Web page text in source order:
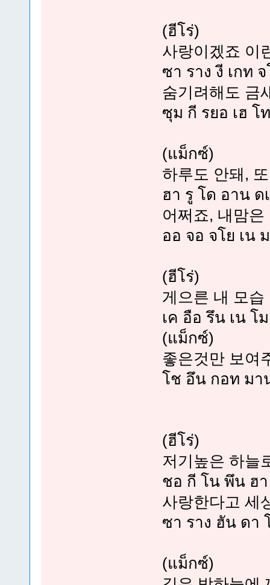
(ฮีโร่)
사랑이겠죠 이
ซา ราง งี เกท
숨기려해도 금
ซุม กี รยอ เฮ โ
(แม็กซ์)
하루도 안돼,
ฮา รู โด อาน ด
어쩌죠, 내맘
ออ จอ จโย เน
(ฮีโร่)
게으른 내 모
เค อือ รึน เน โ
(แม็กซ์)
좋은것만 보여
โช อึน กอท มา
(ฮีโร่)
저기높은 하늘
ชอ กี โน พึน ฮ
사랑한다고 세
ซา ราง ฮัน ดา
(แม็กซ์)